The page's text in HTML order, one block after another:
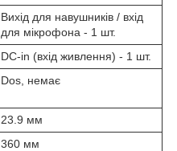
Вихід для навушників / вхід
для мікрофона - 1 шт.
DC-in (вхід живлення) - 1 шт.
Dos, немає
23.9 мм
360 мм